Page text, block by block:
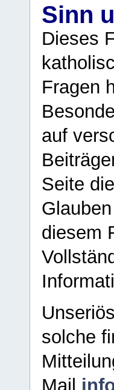
Sinn
Dieses
Fragen
auf
Seite
diesem
solche
Mail